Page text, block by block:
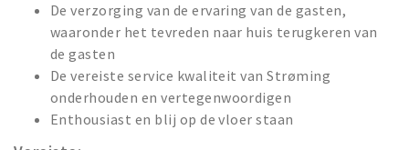
De verzorging van de ervaring van de gasten,
waaronder het tevreden naar huis terugkeren van
de gasten
De vereiste service kwaliteit van Strøming
onderhouden en vertegenwoordigen
Enthousiast en blij op de vloer staan